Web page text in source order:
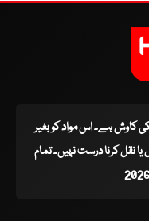
کی کاوش ہے۔ اس مواد کو بغیر
نقل کرنا درست نہیں۔ تمام